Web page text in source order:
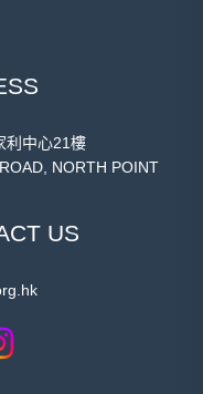
利中心21樓
NORTH POINT
US